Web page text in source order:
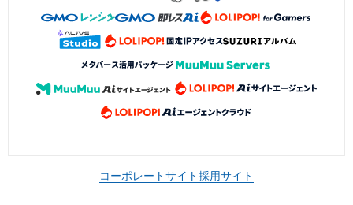
コーポレートサイト採用サイト